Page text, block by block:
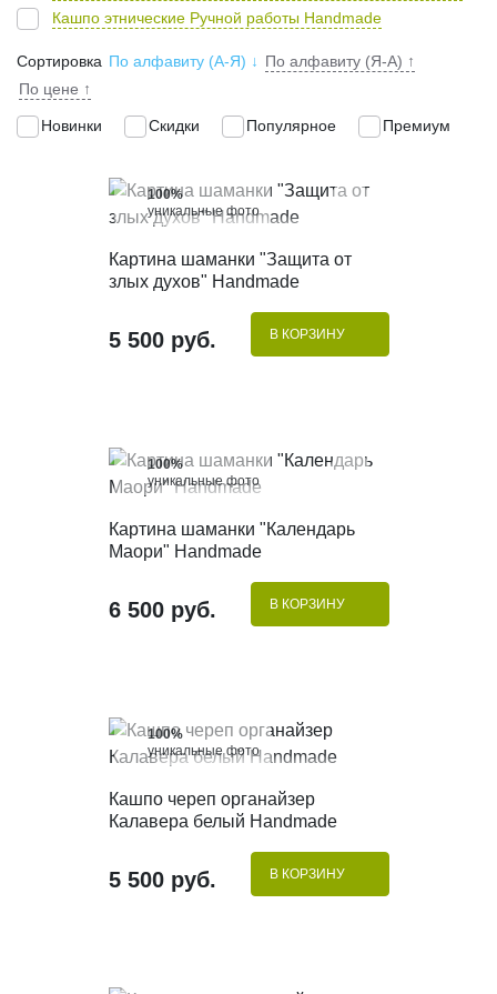
Кашпо этнические Ручной работы Handmade
Сортировка По алфавиту (А-Я) ↓ По алфавиту (Я-А) ↑
По цене ↑
Новинки Скидки Популярное Премиум
100%
уникальные фото
КУПИТЬ В 1 КЛИК
Картина шаманки "Защита от
злых духов" Handmade
5 500 руб. В КОРЗИНУ
100%
уникальные фото
КУПИТЬ В 1 КЛИК
Картина шаманки "Календарь
Маори" Handmade
6 500 руб. В КОРЗИНУ
100%
уникальные фото
КУПИТЬ В 1 КЛИК
Кашпо череп органайзер
Калавера белый Handmade
5 500 руб. В КОРЗИНУ